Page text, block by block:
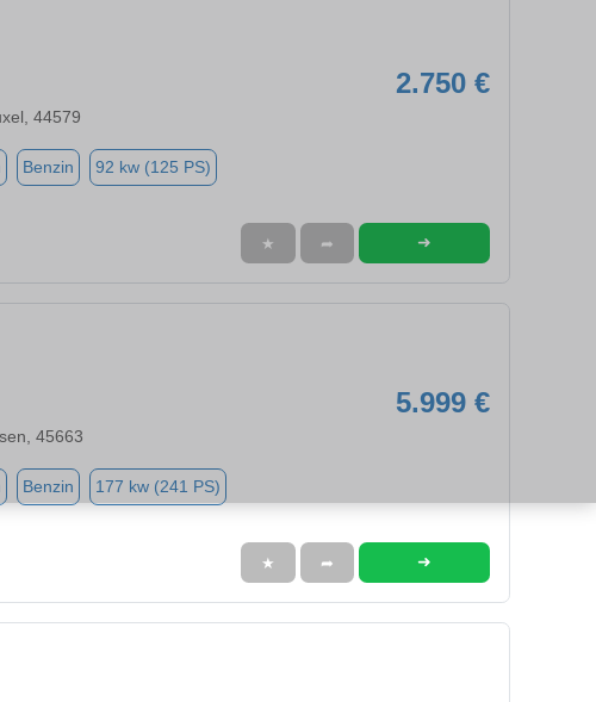
2.750 €
44579
Benzin 92 kw (125 PS)
★ ➦ ➜
5.999 €
45663
Benzin 177 kw (241 PS)
★ ➦ ➜